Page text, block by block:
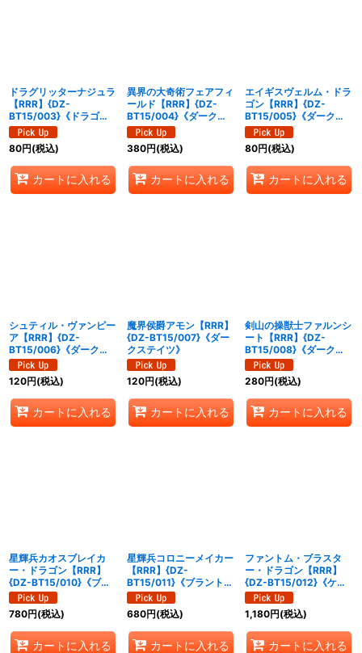
ドラグリッターナジュラ
【RRR】{DZ-
BT15/003}《ドラゴン
エンパイア》
80円(税込)
カートに入れる
異界の大奇術フェアフィ
ールド【RRR】{DZ-
BT15/004}《ダークス
テイツ》
380円(税込)
カートに入れる
エイギスヴェルム・ドラ
ゴン【RRR】{DZ-
BT15/005}《ダークス
テイツ》
80円(税込)
カートに入れる
シュティル・ヴァンピー
ア【RRR】{DZ-
BT15/006}《ダークス
テイツ》
120円(税込)
カートに入れる
魔界侯爵アモン【RRR】
{DZ-BT15/007}《ダー
クステイツ》
120円(税込)
カートに入れる
剣山の操獣士ファルンシ
ート【RRR】{DZ-
BT15/008}《ダークス
テイツ》
280円(税込)
カートに入れる
星輝兵カオスブレイカ
ー・ドラゴン【RRR】
{DZ-BT15/010}《ブラ
ントゲート》
780円(税込)
カートに入れる
星輝兵コロニーメイカー
【RRR】{DZ-
BT15/011}《ブラントゲ
ート》
680円(税込)
カートに入れる
ファントム・ブラスタ
ー・ドラゴン【RRR】
{DZ-BT15/012}《ケテ
ルサンクチュアリ》
1,180円(税込)
カートに入れる